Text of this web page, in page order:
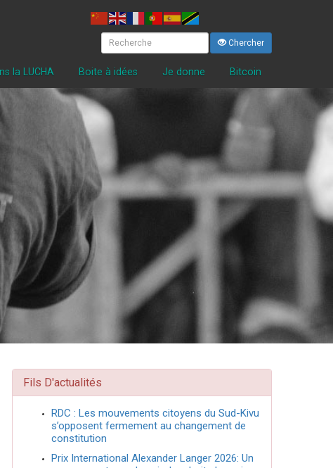
Chercher
la LUCHA Boite à idées Je donne Bitcoin
Fils D'actualités
RDC : Les mouvements citoyens du Sud-Kivu
s’opposent fermement au changement de
constitution
Prix International Alexander Langer 2026: Un